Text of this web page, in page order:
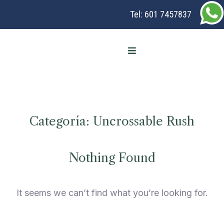
Tel: 601 7457837
Categoría: Uncrossable Rush
Nothing Found
It seems we can’t find what you’re looking for.